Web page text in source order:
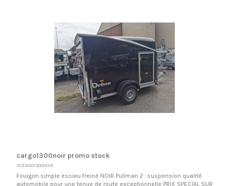
cargo1300noir promo stock
XCARGO1300NOIR
Fourgon simple essieu freiné NOIR Pullman 2 : suspension qualité
automobile pour une tenue de route exceptionnelle PRIX SPECIAL SUR